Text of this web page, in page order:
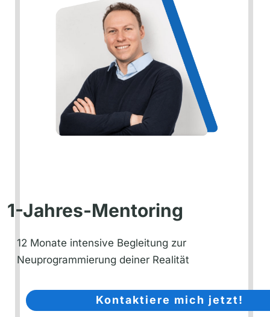
1-Jahres-Mentoring
12 Monate intensive Begleitung zur
Neuprogrammierung deiner Realität
Kontaktiere mich jetzt!